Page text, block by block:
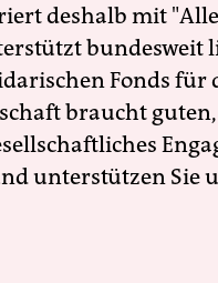
deshalb mit
bundesweit
Fonds für
braucht
unterstützen Sie